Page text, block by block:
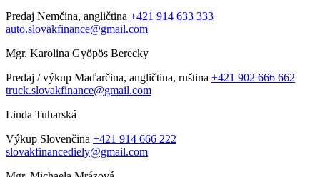
Predaj Nemčina, angličtina +421 914 633 333
auto.slovakfinance@gmail.com
Mgr. Karolina Gyöpös Berecky
Predaj / výkup Maďarčina, angličtina, ruština +421 902 666 662
truck.slovakfinance@gmail.com
Linda Tuharská
Výkup Slovenčina +421 914 666 222
slovakfinancediely@gmail.com